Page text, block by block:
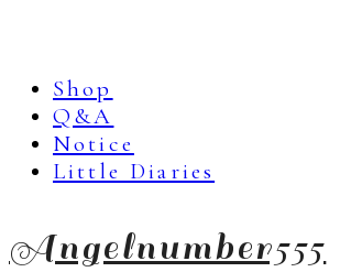
Shop
Q&A
Notice
Little Diaries
Angelnumber555